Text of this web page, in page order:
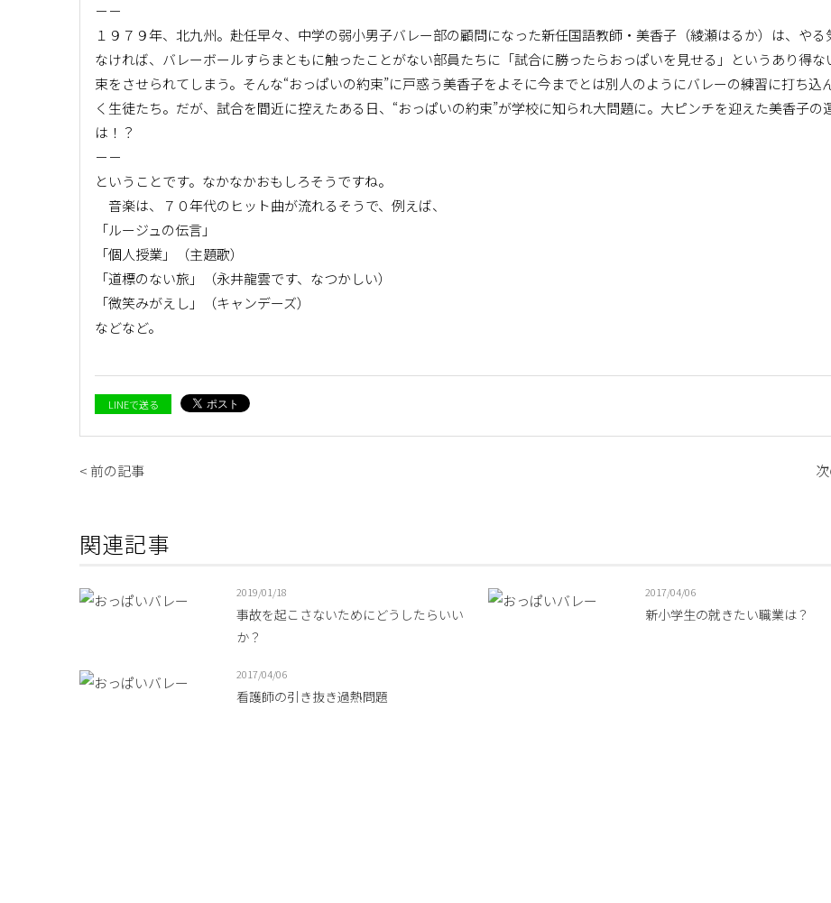
－－
１９７９年、北九州。赴任早々、中学の弱小男子バレー部の顧問になった新任国語教師・美香子（綾瀬はるか）は、やる
なければ、バレーボールすらまともに触ったことがない部員たちに「試合に勝ったらおっぱいを見せる」というあり得な
束をさせられてしまう。そんな“おっぱいの約束”に戸惑う美香子をよそに今までとは別人のようにバレーの練習に打ち込
く生徒たち。だが、試合を間近に控えたある日、“おっぱいの約束”が学校に知られ大問題に。大ピンチを迎えた美香子の
は！？
－－
ということです。なかなかおもしろそうですね。
音楽は、７０年代のヒット曲が流れるそうで、例えば、
「ルージュの伝言」
「個人授業」（主題歌）
「道標のない旅」（永井龍雲です、なつかしい）
「微笑みがえし」（キャンデーズ）
などなど。
LINEで送る
< 前の記事
関連記事
2019/01/18
事故を起こさないためにどうしたらいい
か？
2017/04/06
新小学生の就きたい職業は？
2017/04/06
看護師の引き抜き過熱問題